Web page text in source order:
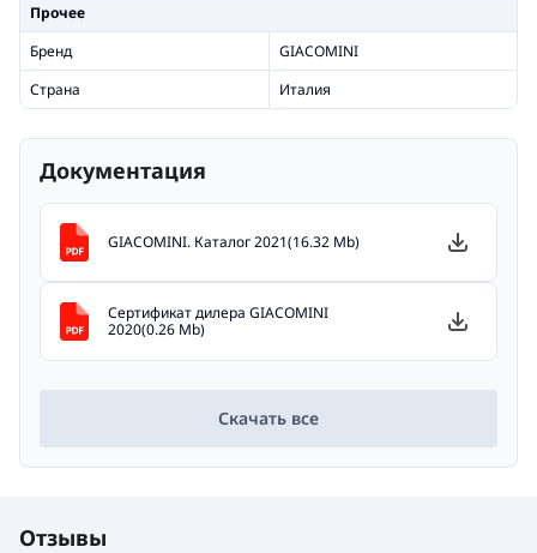
Прочее
Бренд
GIACOMINI
Страна
Италия
Документация
GIACOMINI. Каталог 2021(16.32 Mb)
Сертификат дилера GIACOMINI
2020(0.26 Mb)
Скачать все
Отзывы